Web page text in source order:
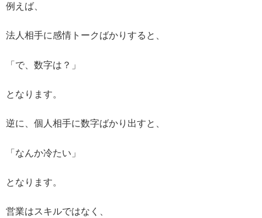
例えば、
法人相手に感情トークばかりすると、
「で、数字は？」
となります。
逆に、個人相手に数字ばかり出すと、
「なんか冷たい」
となります。
営業はスキルではなく、